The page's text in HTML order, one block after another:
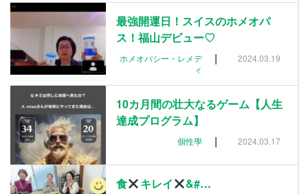
最強開運日！スイスのホメオパ
ス！福山デビュー♡
ホメオパシー・レメデ
ィ
| 2024.03.19
10カ月間の壮大なるゲーム【人生
達成プログラム】
個性學 | 2024.03.17
食 キレイ &#…